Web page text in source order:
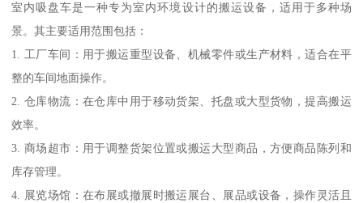
室内吸盘车是一种专为室内环境设计的搬运设备，适用于多种场
景。其主要适用范围包括：
1. 工厂车间：用于搬运重型设备、机械零件或生产材料，适合在平
整的车间地面操作。
2. 仓库物流：在仓库中用于移动货架、托盘或大型货物，提高搬运
效率。
3. 商场超市：用于调整货架位置或搬运大型商品，方便商品陈列和
库存管理。
4. 展览场馆：在布展或撤展时搬运展台、展品或设备，操作灵活且